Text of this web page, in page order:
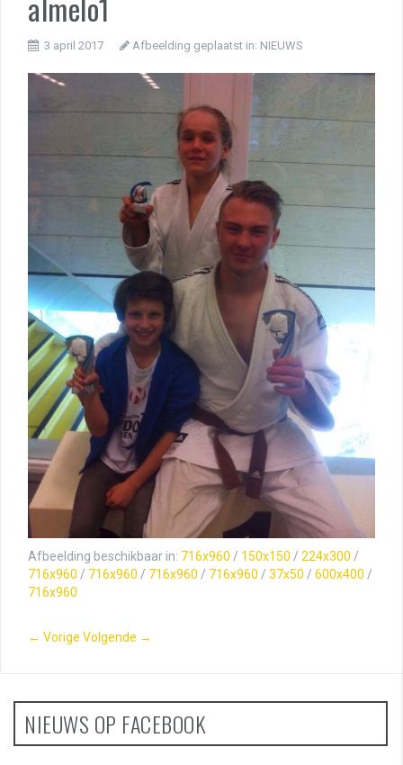
3 april 2017 Afbeelding geplaatst in: NIEUWS
Afbeelding beschikbaar in: 716x960 / 150x150 / 224x300 /
716x960 / 716x960 / 716x960 / 716x960 / 37x50 / 600x400 /
716x960
← Vorige Volgende →
NIEUWS OP FACEBOOK